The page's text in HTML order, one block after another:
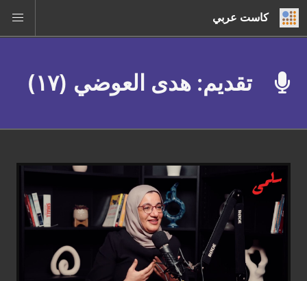
كاست عربي
تقديم: هدى العوضي (١٧)